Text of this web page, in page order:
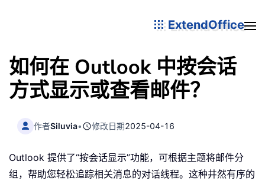
ExtendOffice
如何在 Outlook 中按会话
方式显示或查看邮件？
作者Siluvia• 修改日期2025-04-16
Outlook 提供了“按会话显示”功能，可根据主题将邮件分
组，帮助您轻松追踪相关消息的对话线程。这种井然有序的